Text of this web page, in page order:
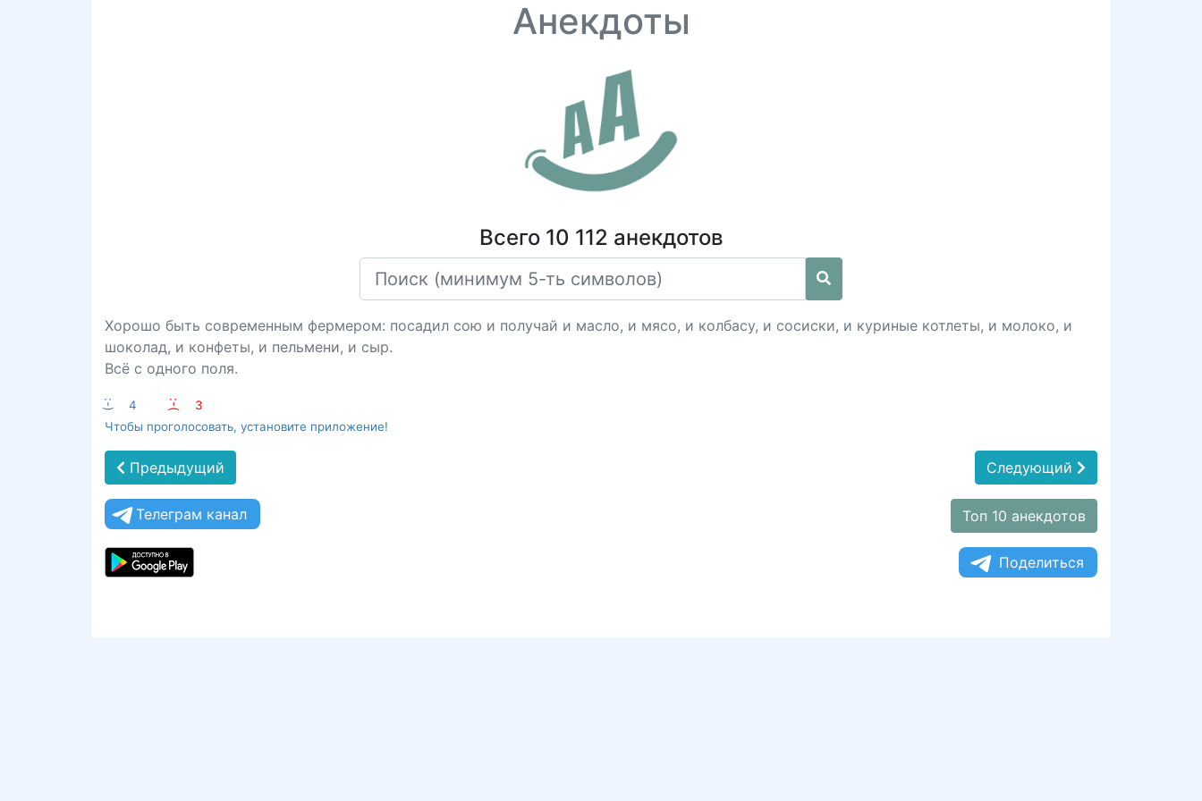
Анекдоты
Всего 10 112 анекдотов
Хорошо быть современным фермером: посадил сою и получай и масло, и мясо, и колбасу, и сосиски, и куриные котлеты, и молоко, и
шоколад, и конфеты, и пельмени, и сыр.
Всё с одного поля.
:-) 4 :-(
3
Чтобы проголосовать, установите приложение!
Предыдущий Следующий
Телеграм канал Топ 10 анекдотов
Поделиться